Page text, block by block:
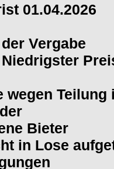
01.04.2026
Vergabe
wegen
Bieter
in Lose